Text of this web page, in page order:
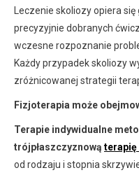
Leczenie skoliozy opiera
precyzyjnie dobranych
wczesne rozpoznanie
Każdy przypadek skoliozy
zróżnicowanej strategii
Fizjoterapia może
Terapie indywidualne
trójpłaszczyznową terapię
od rodzaju i stopnia